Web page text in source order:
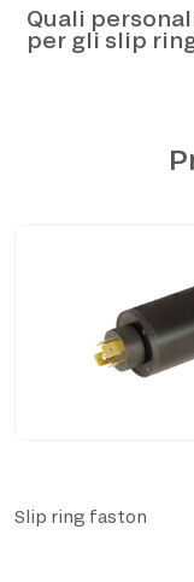
Quali
per gli slip
Slip ring faston